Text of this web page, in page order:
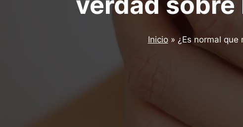
Inicio» ¿Es normal